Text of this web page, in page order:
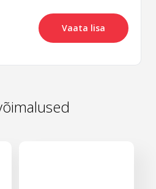
Vaata lisa